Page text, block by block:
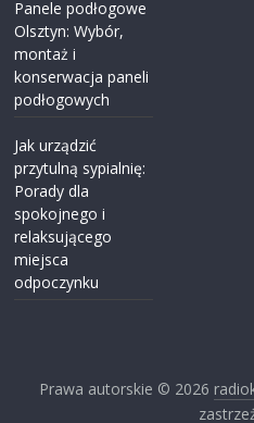
Panele podłogowe
Olsztyn: Wybór,
montaż i
konserwacja paneli
podłogowych
Jak urządzić
przytulną sypialnię:
Porady dla
spokojnego i
relaksującego
miejsca
odpoczynku
Prawa autorskie © 2026